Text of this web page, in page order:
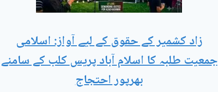
زاد کشمیر کے حقوق کے لیے آواز: اسلامی
جمعیت طلبہ کا اسلام آباد پریس کلب کے سامنے
بھرپور احتجاج